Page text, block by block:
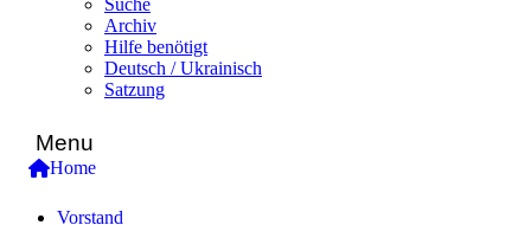
Suche
Archiv
Hilfe benötigt
Deutsch / Ukrainisch
Satzung
Menu
Home
Vorstand